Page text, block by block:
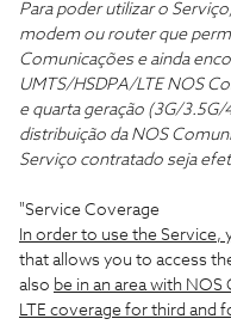
Para poder utilizar o
modem ou router que
Comunicações e ainda
UMTS/HSDPA/LTE NOS
e quarta geração (3G/
distribuição da NOS
Serviço contratado seja
"Service Coverage
In order to use the Service,
that allows you to access
also be in an area with
LTE coverage for third and